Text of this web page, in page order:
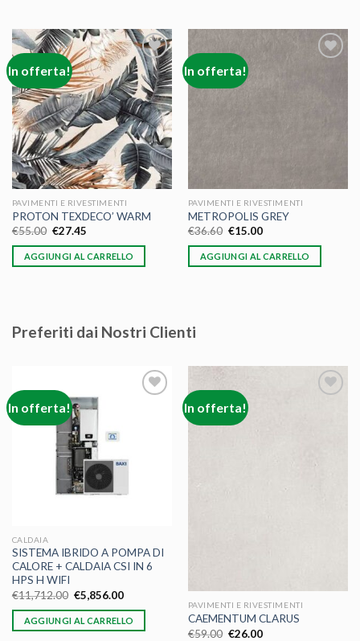
In offerta!
Aggiungi
alla lista
dei
desideri
PAVIMENTI E RIVESTIMENTI
PROTON TEXDECO’ WARM
€55.00 €27.45
AGGIUNGI AL CARRELLO
In offerta!
PAVIMENTI E RIVESTIMENTI
METROPOLIS GREY
€36.60 €15.00
AGGIUNGI AL CARRELLO
Preferiti dai Nostri Clienti
In offerta!
CALDAIA
SISTEMA IBRIDO A POMPA DI
CALORE + CALDAIA CSI IN 6
HPS H WIFI
€11,712.00 €5,856.00
AGGIUNGI AL CARRELLO
In offerta!
PAVIMENTI E RIVESTIMENTI
CAEMENTUM CLARUS
€59.00 €26.00